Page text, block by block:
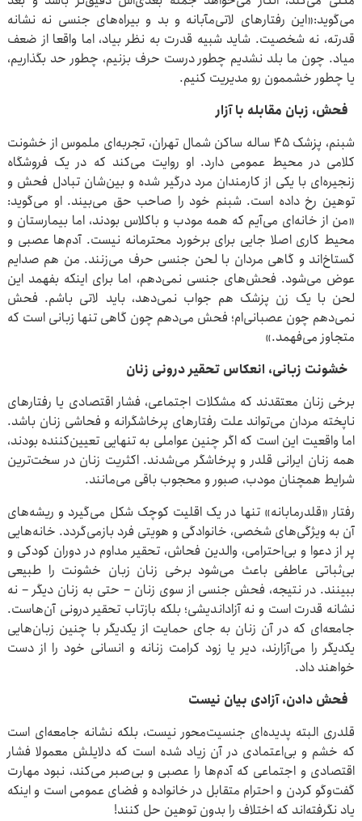
می‌گوید:«این رفتارهای لاتی‌مآبانه و بد و بیراه‌های جنسی نه نشانه
قدرته، نه شخصیت. شاید شبیه قدرت به نظر بیاد، اما واقعا از ضعف
میاد. چون ما بلد نشدیم چطور درست حرف بزنیم، چطور حد بگذاریم،
یا چطور خشممون رو مدیریت کنیم.
فحش، زبان مقابله با آزار
شبنم، پزشک ۴۵ ساله ساکن شمال تهران، تجربه‌ای ملموس از خشونت
کلامی در محیط عمومی دارد. او روایت می‌کند که در یک فروشگاه
زنجیره‌ای با یکی از کارمندان مرد درگیر شده و بین‌شان تبادل فحش و
توهین رخ داده است. شبنم خود را صاحب حق می‌بیند. او می‌گوید:
«من از خانه‌ای می‌آیم که همه مودب و باکلاس بودند، اما بیمارستان و
محیط کاری اصلا جایی برای برخورد محترمانه نیست. آدم‌ها عصبی و
گستاخ‌اند و گاهی مردان با لحن جنسی حرف می‌زنند. من هم صدایم
عوض می‌شود. فحش‌های جنسی نمی‌دهم، اما برای اینکه بفهمد این
لحن با یک زن پزشک هم جواب نمی‌دهد، باید لاتی باشم. فحش
نمی‌دهم چون عصبانی‌ام؛ فحش می‌دهم چون گاهی تنها زبانی است که
متجاوز می‌فهمد.»
خشونت زبانی، انعکاس تحقیر درونی زنان
برخی زنان معتقدند که مشکلات اجتماعی، فشار اقتصادی یا رفتارهای
ناپخته مردان می‌تواند علت رفتارهای پرخاشگرانه و فحاشی زنان باشد.
اما واقعیت این است که اگر چنین عواملی به تنهایی تعیین‌کننده بودند،
همه زنان ایرانی قلدر و پرخاشگر می‌شدند. اکثریت زنان در سخت‌ترین
شرایط همچنان مودب، صبور و محجوب باقی می‌مانند.
رفتار «قلدرمابانه» تنها در یک اقلیت کوچک شکل می‌گیرد و ریشه‌های
آن به ویژگی‌های شخصی، خانوادگی و هویتی فرد بازمی‌گردد. خانه‌هایی
پر از دعوا و بی‌احترامی، والدین فحاش، تحقیر مداوم در دوران کودکی و
بی‌ثباتی عاطفی باعث می‌شود برخی زنان زبان خشونت را طبیعی
ببینند. در نتیجه، فحش جنسی از سوی زنان – حتی به زنان دیگر – نه
نشانه قدرت است و نه آزاداندیشی؛ بلکه بازتاب تحقیر درونی آن‌هاست.
جامعه‌ای که در آن زنان به جای حمایت از یکدیگر با چنین زبان‌هایی
یکدیگر را می‌آزارند، دیر یا زود کرامت زنانه و انسانی خود را از دست
خواهند داد.
فحش دادن، آزادی بیان نیست
قلدری البته پدیده‌ای جنسیت‌محور نیست، بلکه نشانه جامعه‌ای است
که خشم و بی‌اعتمادی در آن زیاد شده است که دلایلش معمولا فشار
اقتصادی و اجتماعی که آدم‌ها را عصبی و بی‌صبر می‌کند، نبود مهارت
گفت‌وگو کردن و احترام متقابل در خانواده و فضای عمومی است و اینکه
یاد نگرفته‌اند که اختلاف را بدون توهین حل کنند!